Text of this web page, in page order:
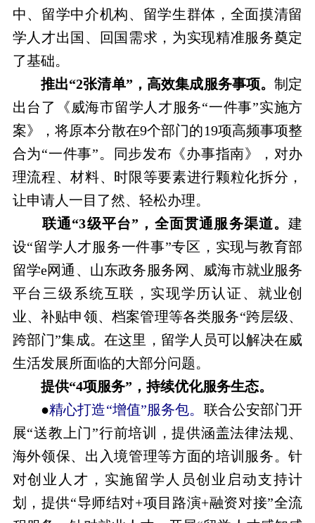
中、留学中介机构、留学生群体，全面摸清留
学人才出国、回国需求，为实现精准服务奠定
了基础。
推出“2张清单”，高效集成服务事项。制定
出台了《威海市留学人才服务“一件事”实施方
案》，将原本分散在9个部门的19项高频事项整
合为“一件事”。同步发布《办事指南》，对办
理流程、材料、时限等要素进行颗粒化拆分，
让申请人一目了然、轻松办理。
联通“3级平台”，全面贯通服务渠道。建
设“留学人才服务一件事”专区，实现与教育部
留学e网通、山东政务服务网、威海市就业服务
平台三级系统互联，实现学历认证、就业创
业、补贴申领、档案管理等各类服务“跨层级、
跨部门”集成。在这里，留学人员可以解决在威
生活发展所面临的大部分问题。
提供“4项服务”，持续优化服务生态。
●精心打造“增值”服务包。 联合公安部门开
展“送教上门”行前培训，提供涵盖法律法规、
海外领保、出入境管理等方面的培训服务。针
对创业人才，实施留学人员创业启动支持计
划，提供“导师结对+项目路演+融资对接”全流